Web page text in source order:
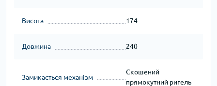
Висота 174
Довжина 240
Замикається механізм
Скошений
прямокутний ригель